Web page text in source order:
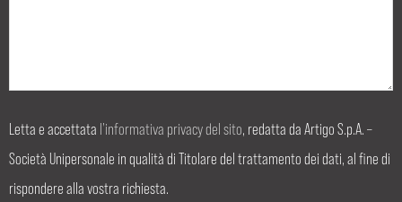
Letta e accettata l’informativa privacy del sito, redatta da Artigo S.p.A. –
Società Unipersonale in qualità di Titolare del trattamento dei dati, al fine di
rispondere alla vostra richiesta.